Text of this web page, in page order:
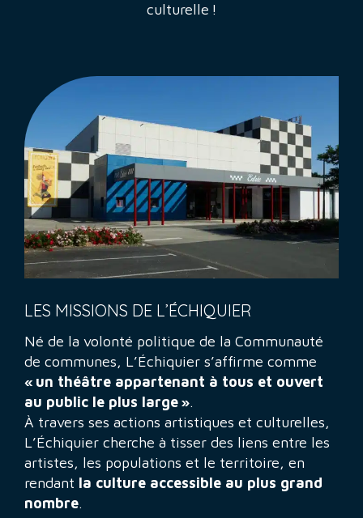
culturelle !
LES MISSIONS DE L’ÉCHIQUIER
Né de la volonté politique de la Communauté
de communes, L’Échiquier s’affirme comme
« un théâtre appartenant à tous et ouvert
au public le plus large ».
À travers ses actions artistiques et culturelles,
L’Échiquier cherche à tisser des liens entre les
artistes, les populations et le territoire, en
rendant la culture accessible au plus grand
nombre.